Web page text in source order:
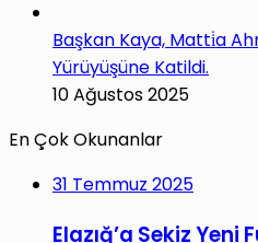
Başkan Kaya, Matti̇a
Yürüyüşüne Katildi.
10 Ağustos 2025
En Çok Okunanlar
31 Temmuz 2025
Elazığ’a Sekiz Yeni